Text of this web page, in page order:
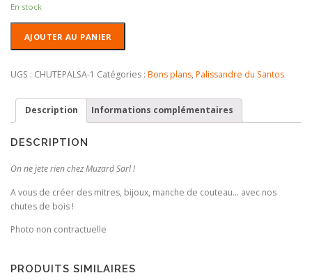
En stock
de
Santos
AJOUTER AU PANIER
UGS : CHUTEPALSA-1 Catégories : Bons plans, Palissandre du Santos
Description Informations complémentaires
DESCRIPTION
On ne jete rien chez Muzard Sarl !
A vous de créer des mitres, bijoux, manche de couteau… avec nos
chutes de bois !
Photo non contractuelle
PRODUITS SIMILAIRES